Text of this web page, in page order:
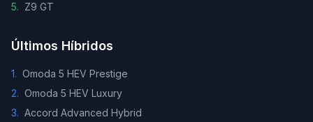
5. Z9 GT
Últimos Híbridos
1. Omoda 5 HEV Prestige
2. Omoda 5 HEV Luxury
3. Accord Advanced Hybrid